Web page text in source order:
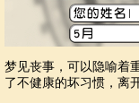
梦见丧事，可以隐喻着
了不健康的坏习惯，离